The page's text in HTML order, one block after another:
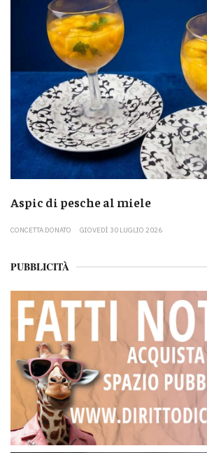
Aspic di pesche al miele
CONCETTA DONATO GIOVEDÌ 30 LUGLIO 2026
PUBBLICITÀ